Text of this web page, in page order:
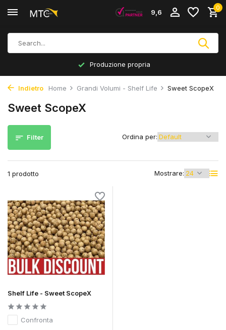
9,6
0
Produzione propria
Indietro Home Grandi Volumi - Shelf Life Sweet ScopeX
Sweet ScopeX
Filter
1 prodotto Mostrare:
Ordina per:
Shelf Life - Sweet ScopeX
Confronta